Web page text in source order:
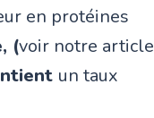
en protéines
(voir notre article
un taux